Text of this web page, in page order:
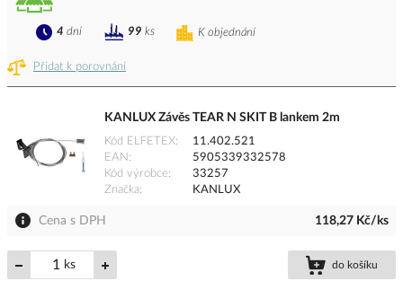
Přidat k porovnání
K objednání
4 dní 99 ks
KANLUX Závěs TEAR N SKIT B lankem 2m
Kód ELFETEX
11.402.521
EAN
5905339332578
Kód výrobce
33257
Značka
KANLUX
Cena s DPH 118,27 Kč/ks
ks do košíku